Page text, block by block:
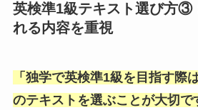
英検準1級テキスト選び方③
れる内容を重視
「 独学で英検準1級を目指す際
のテキストを選ぶことが大切で